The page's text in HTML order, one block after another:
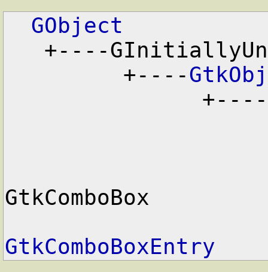
GObject
         +----
               +----
GtkComboBox
GtkComboBoxEntry